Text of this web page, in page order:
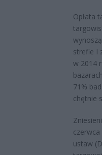
Opłata
strefie I
w 2014
71%
chętnie
ustaw